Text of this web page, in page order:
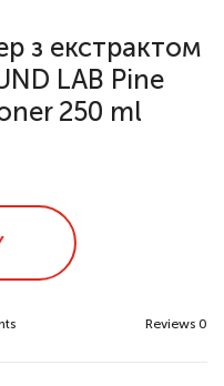
з екстрактом
LAB Pine
250 ml
Reviews 0